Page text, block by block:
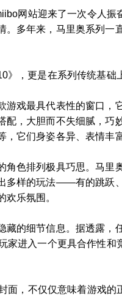
网站迎来了一次令人
。多年来，马里奥系列
》，更是在系列传统基础
游戏最具代表性的窗口
配，大胆而不失细腻，巧
，它们身姿各异、表情丰
角色排列极具巧思。马里
多样的玩法——有的跳跃
欢乐氛围。
藏的细节信息。据透露，
家进入一个更具合作性
面，不仅仅意味着游戏的